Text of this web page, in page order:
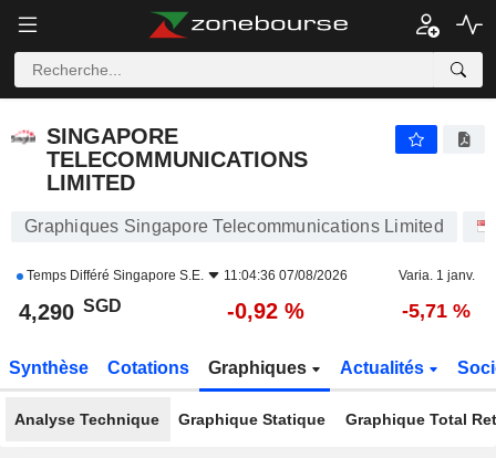
SINGAPORE
TELECOMMUNICATIONS
LIMITED
Graphiques Singapore Telecommunications Limited
Temps Différé Singapore S.E. 11:04:36 07/08/2026 Varia. 1 janv.
4,290 SGD -0,92 % -5,71 %
Synthèse Cotations Graphiques Actualités
Analyse Technique Graphique Statique Graphique Total